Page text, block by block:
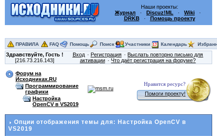
Наши проекты:
Журнал · Discuz!ML · Wiki ·
DRKB· Помощь проекту
ПРАВИЛА FAQ Помощь Поиск Участники Календарь
Здравствуйте, Гость !
[216.73.216.143]
Вход Регистрация
Выслать повторно письмо для
активации
Что даёт регистрация на форуме?
Форум на
Исходниках.RU
Программирование
графики
Настройка
OpenCV в VS2019
Нравится ресурс?
Помоги проекту!
Опции отображения темы для: Настройка OpenCV в
VS2019